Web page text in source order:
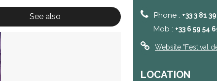
See also Phone : +33 3 81
Mob : +33 6 59 54
Website "Festival
LOCATION